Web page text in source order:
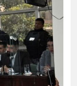
de abril, en junio
homicidio al